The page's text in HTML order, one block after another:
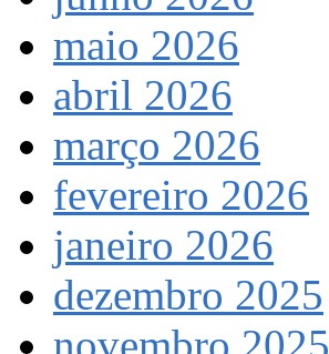
maio 2026
abril 2026
março 2026
fevereiro 2026
janeiro 2026
dezembro 2025
novembro 2025